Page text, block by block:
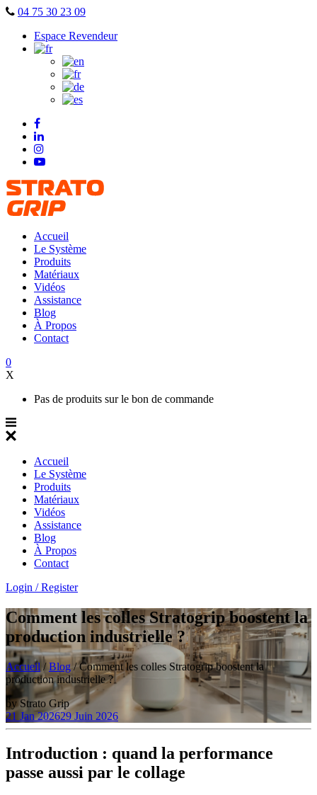
Skip
content
04 75 30 23 09
Espace Revendeur
Accueil
Le Système
Produits
Matériaux
Vidéos
Assistance
Blog
À Propos
Contact
0
X
Pas de produits sur le bon de commande
Accueil
Le Système
Produits
Matériaux
Vidéos
Assistance
Blog
À Propos
Contact
Login / Register
Comment les colles Stratogrip boostent la
production industrielle ?
Accueil /Blog /Comment les colles Stratogrip boostent la
production industrielle ?
byStrato Grip
21 Jan 202629 Juin 2026
Introduction : quand la performance
passe aussi par le collage